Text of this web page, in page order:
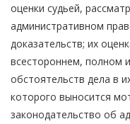
оценки судьей,
административном
доказательств; их
всестороннем, полном
обстоятельств дела в
которого выносится
законодательство об